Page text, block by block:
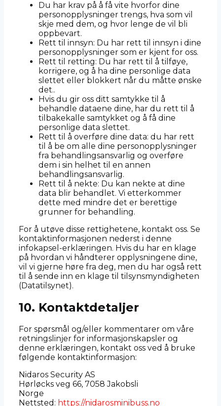
Du har krav på å få vite hvorfor dine
personopplysninger trengs, hva som vil
skje med dem, og hvor lenge de vil bli
oppbevart.
Rett til innsyn: Du har rett til innsyn i dine
personopplysninger som er kjent for oss.
Rett til retting: Du har rett til å tilføye,
korrigere, og å ha dine personlige data
slettet eller blokkert når du måtte ønske
det..
Hvis du gir oss ditt samtykke til å
behandle dataene dine, har du rett til å
tilbakekalle samtykket og å få dine
personlige data slettet.
Rett til å overføre dine data: du har rett
til å be om alle dine personopplysninger
fra behandlingsansvarlig og overføre
dem i sin helhet til en annen
behandlingsansvarlig.
Rett til å nekte: Du kan nekte at dine
data blir behandlet. Vi etterkommer
dette med mindre det er berettige
grunner for behandling.
For å utøve disse rettighetene, kontakt oss. Se
kontaktinformasjonen nederst i denne
infokapsel-erklæringen. Hvis du har en klage
på hvordan vi håndterer opplysningene dine,
vil vi gjerne høre fra deg, men du har også rett
til å sende inn en klage til tilsynsmyndigheten
(Datatilsynet).
10. Kontaktdetaljer
For spørsmål og/eller kommentarer om våre
retningslinjer for informasjonskapsler og
denne erklæringen, kontakt oss ved å bruke
følgende kontaktinformasjon:
Nidaros Security AS
Hørløcks veg 66, 7058 Jakobsli
Norge
Nettsted: https://nidarosminibuss.no